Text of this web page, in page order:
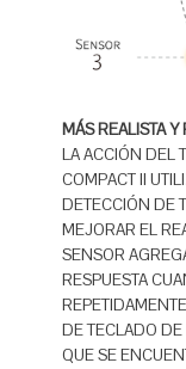
MÁS REALISTA Y
LA ACCIÓN DEL
COMPACT II
DETECCIÓN DE
MEJORAR EL
SENSOR
RESPUESTA
DE TECLADO
QUE SE